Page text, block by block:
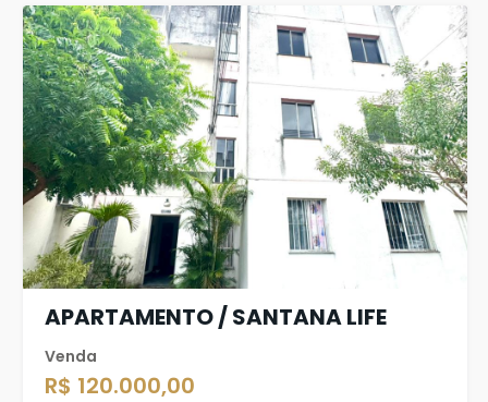
APARTAMENTO / SANTANA LIFE
Venda
R$ 120.000,00